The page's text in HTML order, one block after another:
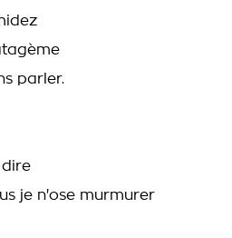
parler.
dire
je n'ose murmurer